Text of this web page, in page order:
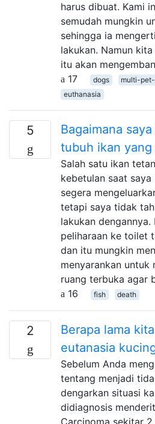
harus dibuat. Kami
semudah mungkin
sehingga ia
lakukan. Namun
itu akan
17
dogs multi-
euthanasia
5
Bagaimana
tubuh ikan yang
Salah satu ikan
kebetulan saat
segera
tetapi saya tidak
lakukan
peliharaan ke toilet
dan itu mungkin
menyarankan untuk
ruang terbuka agar
16
fish death
2
Berapa lama
eutanasia
Sebelum Anda
tentang menjadi
dengarkan situasi
didiagnosis
Carcinoma sekitar